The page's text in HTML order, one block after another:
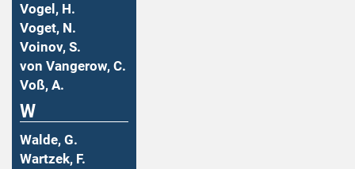
Vogel, H.
Voget, N.
Voinov, S.
von Vangerow, C.
Voß, A.
W
Walde, G.
Wartzek, F.